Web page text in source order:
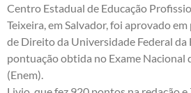
Centro Estadual de Educação
Teixeira, em Salvador, foi aprovado
de Direito da Universidade Federal da
pontuação obtida no Exame Nacional
(Enem).